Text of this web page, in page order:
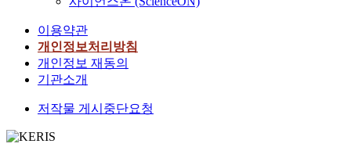
이용약관
개인정보처리방침
개인정보 재동의
기관소개
저작물 게시중단요청